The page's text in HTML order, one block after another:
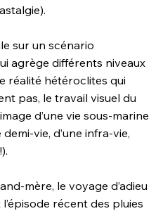
sur un scénario
agrège différents niveaux
réalité hétéroclites qui
pas, le travail visuel du
d’une vie sous-marine
vie, d’une infra-vie,
mère, le voyage d’adieu
récent des pluies